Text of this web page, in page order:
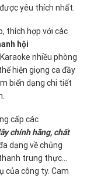
yêu thích nhất.
thích hợp với các
hội
nhiều phòng
hiện giọng ca đầy
biến dạng chi tiết
cấp các
chính hãng, chất
dạng về chủng
trung thực…
của công ty. Cam